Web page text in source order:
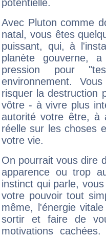
potentielle.
Avec Pluton comme
natal, vous êtes
puissant, qui, à
planète gouverne,
pression pour
environnement.
risquer la destruction
vôtre - à vivre plus
autorité votre être, à
réelle sur les choses
votre vie.
On pourrait vous dire
apparence ou trop
instinct qui parle,
votre pouvoir tout
même, l'énergie
sortir et faire de
motivations